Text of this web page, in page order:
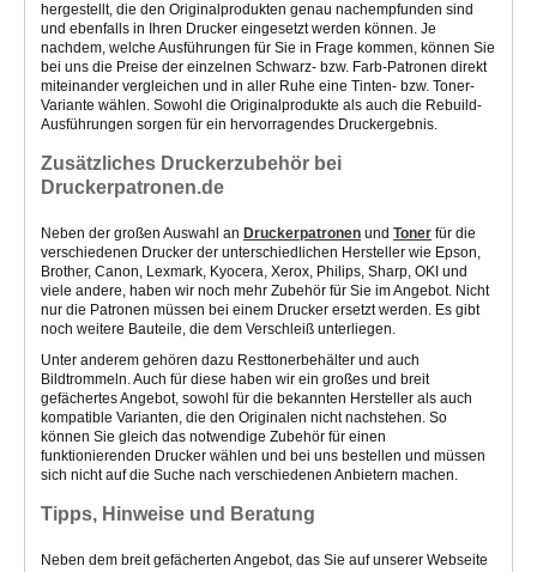
hergestellt, die den Originalprodukten genau nachempfunden sind
und ebenfalls in Ihren Drucker eingesetzt werden können. Je
nachdem, welche Ausführungen für Sie in Frage kommen, können Sie
bei uns die Preise der einzelnen Schwarz- bzw. Farb-Patronen direkt
miteinander vergleichen und in aller Ruhe eine Tinten- bzw. Toner-
Variante wählen. Sowohl die Originalprodukte als auch die Rebuild-
Ausführungen sorgen für ein hervorragendes Druckergebnis.
Zusätzliches Druckerzubehör bei
Druckerpatronen.de
Neben der großen Auswahl an Druckerpatronen und Toner für die
verschiedenen Drucker der unterschiedlichen Hersteller wie Epson,
Brother, Canon, Lexmark, Kyocera, Xerox, Philips, Sharp, OKI und
viele andere, haben wir noch mehr Zubehör für Sie im Angebot. Nicht
nur die Patronen müssen bei einem Drucker ersetzt werden. Es gibt
noch weitere Bauteile, die dem Verschleiß unterliegen.
Unter anderem gehören dazu Resttonerbehälter und auch
Bildtrommeln. Auch für diese haben wir ein großes und breit
gefächertes Angebot, sowohl für die bekannten Hersteller als auch
kompatible Varianten, die den Originalen nicht nachstehen. So
können Sie gleich das notwendige Zubehör für einen
funktionierenden Drucker wählen und bei uns bestellen und müssen
sich nicht auf die Suche nach verschiedenen Anbietern machen.
Tipps, Hinweise und Beratung
Neben dem breit gefächerten Angebot, das Sie auf unserer Webseite